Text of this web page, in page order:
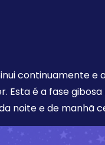
continuamente e
Esta é a fase
noite e de manhã